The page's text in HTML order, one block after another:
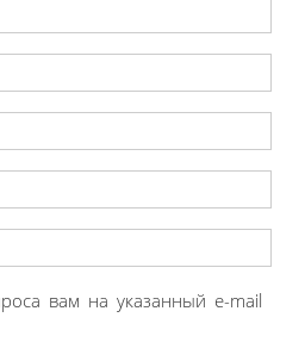
вам на указанный e-mail